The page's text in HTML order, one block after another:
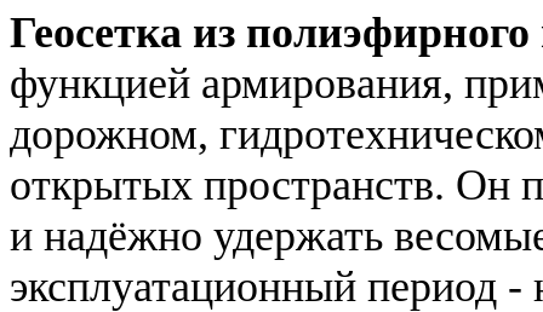
Геосетка из
функцией армирования,
дорожном,
открытых пространств. Он
и надёжно удержать
эксплуатационный период -